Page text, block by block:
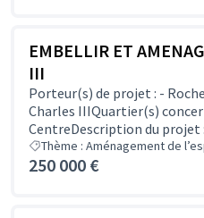
EMBELLIR ET
III
Porteur(s) de projet : -
Charles IIIQuartier(s)
CentreDescription du projet :
Thème : Aménagement de
250 000 €